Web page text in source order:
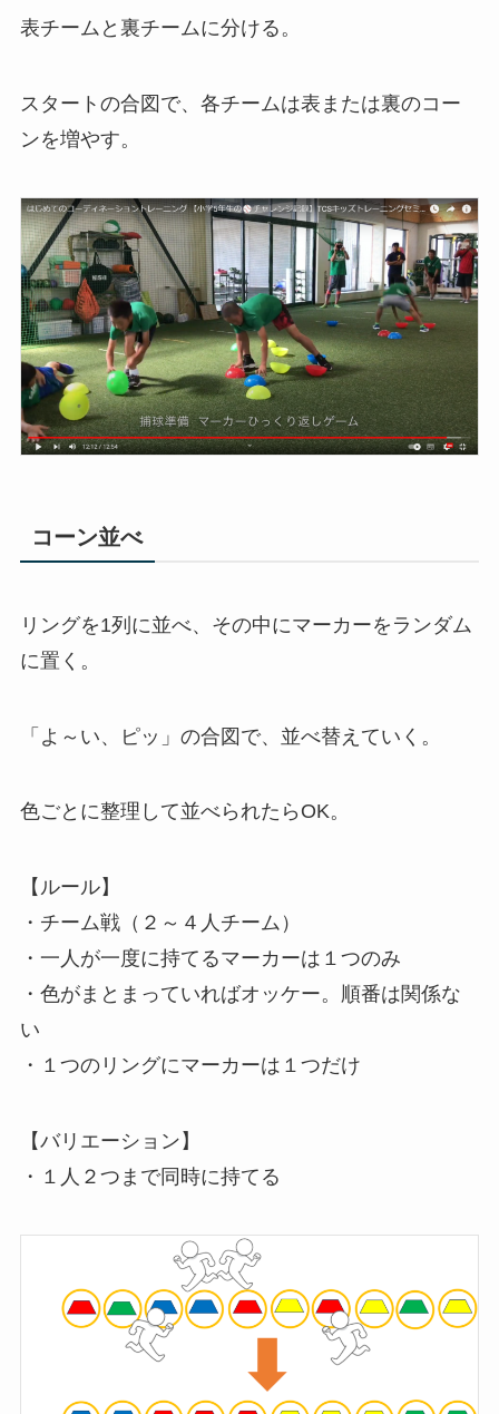
表チームと裏チームに分ける。
スタートの合図で、各チームは表または裏のコー
ンを増やす。
コーン並べ
リングを1列に並べ、その中にマーカーをランダム
に置く。
「よ～い、ピッ」の合図で、並べ替えていく。
色ごとに整理して並べられたらOK。
【ルール】
・チーム戦（２～４人チーム）
・一人が一度に持てるマーカーは１つのみ
・色がまとまっていればオッケー。順番は関係な
い
・１つのリングにマーカーは１つだけ
【バリエーション】
・１人２つまで同時に持てる